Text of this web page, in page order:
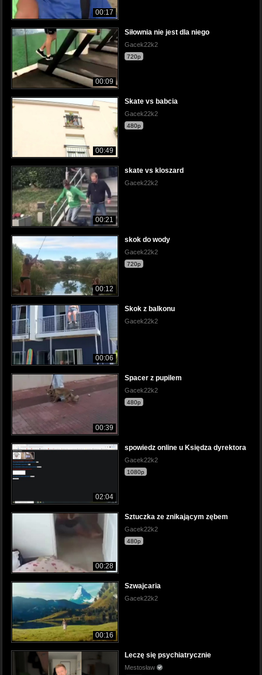
00:17
00:09
Siłownia nie jest dla niego
Gacek22k2
720p
00:49
Skate vs babcia
Gacek22k2
480p
00:21
skate vs kloszard
Gacek22k2
00:12
skok do wody
Gacek22k2
720p
00:06
Skok z balkonu
Gacek22k2
00:39
Spacer z pupilem
Gacek22k2
480p
02:04
spowiedz online u Księdza dyrektora
Gacek22k2
1080p
00:28
Sztuczka ze znikającym zębem
Gacek22k2
480p
00:16
Szwajcaria
Gacek22k2
Leczę się psychiatrycznie
Mestosław